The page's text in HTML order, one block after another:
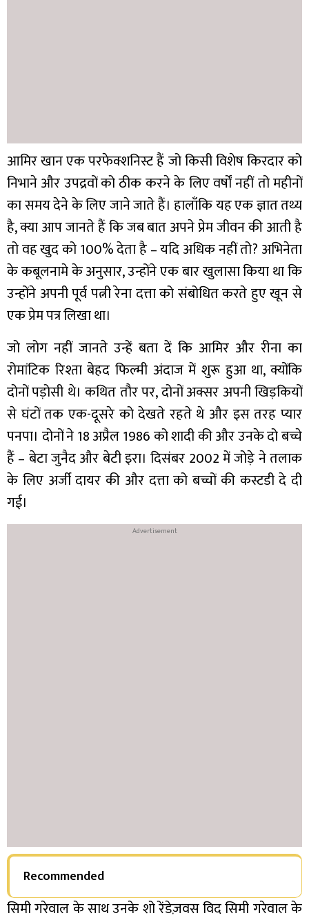
आमिर खान एक परफेक्शनिस्ट हैं जो किसी विशेष किरदार को
निभाने और उपद्रवों को ठीक करने के लिए वर्षों नहीं तो महीनों
का समय देने के लिए जाने जाते हैं। हालाँकि यह एक ज्ञात तथ्य
है, क्या आप जानते हैं कि जब बात अपने प्रेम जीवन की आती है
तो वह खुद को 100% देता है – यदि अधिक नहीं तो? अभिनेता
के कबूलनामे के अनुसार, उन्होंने एक बार खुलासा किया था कि
उन्होंने अपनी पूर्व पत्नी रेना दत्ता को संबोधित करते हुए खून से
एक प्रेम पत्र लिखा था।
जो लोग नहीं जानते उन्हें बता दें कि आमिर और रीना का
रोमांटिक रिश्ता बेहद फिल्मी अंदाज में शुरू हुआ था, क्योंकि
दोनों पड़ोसी थे। कथित तौर पर, दोनों अक्सर अपनी खिड़कियों
से घंटों तक एक-दूसरे को देखते रहते थे और इस तरह प्यार
पनपा। दोनों ने 18 अप्रैल 1986 को शादी की और उनके दो बच्चे
हैं – बेटा जुनैद और बेटी इरा। दिसंबर 2002 में जोड़े ने तलाक
के लिए अर्जी दायर की और दत्ता को बच्चों की कस्टडी दे दी
गई।
Recommended
सिमी गरेवाल के साथ उनके शो रेंडेज़वस विद सिमी गरेवाल के